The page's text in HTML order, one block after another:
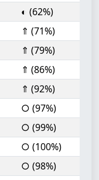
◐ (62%)
⇑ (71%)
⇑ (79%)
⇑ (86%)
⇑ (92%)
○ (97%)
○ (99%)
○ (100%)
○ (98%)